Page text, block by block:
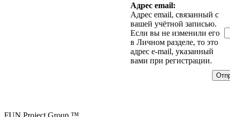
Адрес email:
Адрес email, связанный с
вашей учётной записью.
Если вы не изменили его
в Личном разделе, то это
адрес e-mail, указанный
вами при регистрации.
FUN Project Group ™